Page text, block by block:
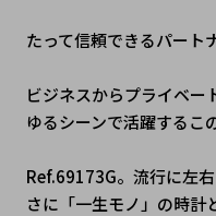
たって信頼できるパート
ビジネスからプライベー
ゆるシーンで活躍するこ
Ref.69173G。流行に左
さに「一生モノ」の時計